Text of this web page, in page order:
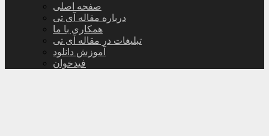
صفحه اصلی
درباره مقاله آی تی
همکاری با ما
تبلیغات در مقاله آی تی
آموزش دانلود
فیدخوان